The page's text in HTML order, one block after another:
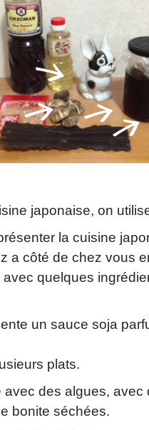
japonaise, on
la cuisine
a côté de chez vous
quelques
un sauce soja
plats.
des algues, avec
bonite séchées.